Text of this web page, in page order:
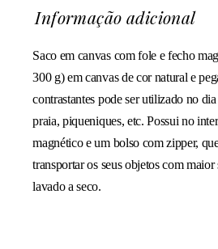
Informação adicional
Saco em canvas com fole e fecho
300 g) em canvas de cor natural e
contrastantes pode ser utilizado no
praia, piqueniques, etc. Possui no
magnético e um bolso com zipper,
transportar os seus objetos com
lavado a seco.